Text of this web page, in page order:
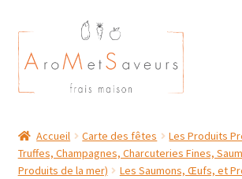
Aller
à
la
navigation
Aller
au
contenu
Plat du Jour/ Menu Week end
Accueil Carte des fêtes
Les Produits
Truffes, Champagnes, Charcuteries Fines,
Produits de la mer)
Les Saumons, Œufs, et